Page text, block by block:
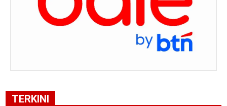
TERKINI